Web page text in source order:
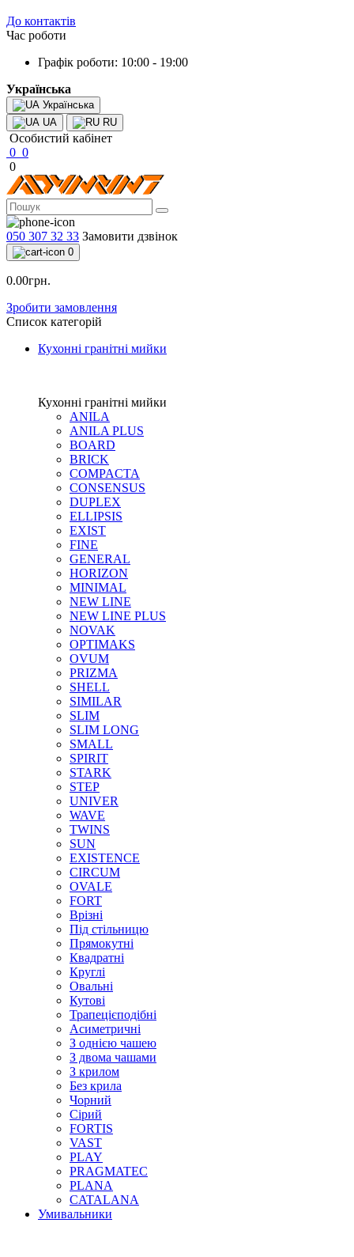
До контактів
Час роботи
Графік роботи: 10:00 - 19:00
Українська
Українська
UA
RU
Особистий кабінет
0 0
0
050 307 32 33 Замовити дзвінок
0
0.00грн.
Зробити замовлення
Список категорій
Кухонні гранітні мийки
Кухонні гранітні мийки
ANILA
ANILA PLUS
BOARD
BRICK
COMPACTA
CONSENSUS
DUPLEX
ELLIPSIS
EXIST
FINE
GENERAL
HORIZON
MINIMAL
NEW LINE
NEW LINE PLUS
NOVAK
OPTIMAKS
OVUM
PRIZMA
SHELL
SIMILAR
SLIM
SLIM LONG
SMALL
SPIRIT
STARK
STEP
UNIVER
WAVE
TWINS
SUN
EXISTENCE
CIRCUM
OVALE
FORT
Врізні
Під стільницю
Прямокутні
Квадратні
Круглі
Овальні
Кутові
Трапецієподібні
Асиметричні
З однією чашею
З двома чашами
З крилом
Без крила
Чорний
Сірий
FORTIS
VAST
PLAY
PRAGMATEC
PLANA
CATALANA
Умивальники